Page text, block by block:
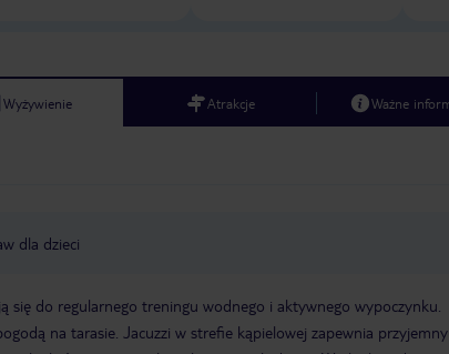
Wyżywienie Atrakcje Ważne
dla dzieci
się do regularnego treningu wodnego i aktywnego wypoczynku.
na tarasie. Jacuzzi w strefie kąpielowej zapewnia przyjemny